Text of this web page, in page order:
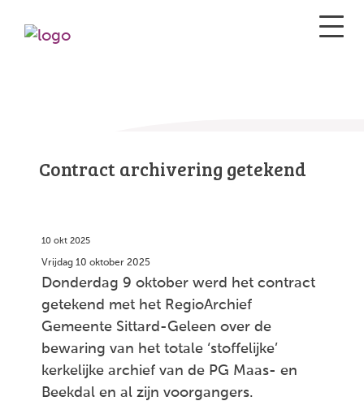
Contract archivering getekend
10 okt 2025
Vrijdag 10 oktober 2025
Donderdag 9 oktober werd het contract
getekend met het RegioArchief
Gemeente Sittard-Geleen over de
bewaring van het totale ‘stoffelijke’
kerkelijke archief van de PG Maas- en
Beekdal en al zijn voorgangers.